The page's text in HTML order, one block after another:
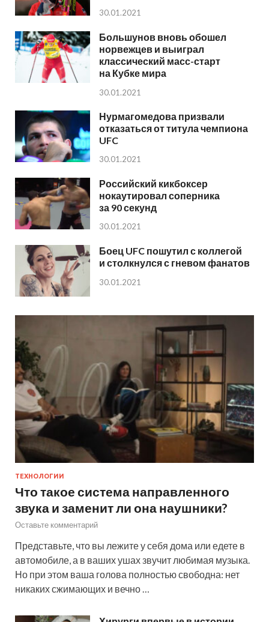
30.01.2021
Большунов вновь обошел
норвежцев и выиграл
классический масс-старт
на Кубке мира
30.01.2021
Нурмагомедова призвали
отказаться от титула чемпиона
UFC
30.01.2021
Российский кикбоксер
нокаутировал соперника
за 90 секунд
30.01.2021
Боец UFC пошутил с коллегой
и столкнулся с гневом фанатов
30.01.2021
ТЕХНОЛОГИИ
Что такое система направленного
звука и заменит ли она наушники?
Оставьте комментарий
Представьте, что вы лежите у себя дома или едете в
автомобиле, а в ваших ушах звучит любимая музыка.
Но при этом ваша голова полностью свободна: нет
никаких сжимающих и вечно …